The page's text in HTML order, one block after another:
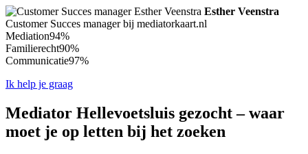
Esther Veenstra
Customer Succes manager bij mediatorkaart.nl
Mediation94%
Familierecht90%
Communicatie97%
Ik help je graag
Mediator Hellevoetsluis gezocht – waar
moet je op letten bij het zoeken